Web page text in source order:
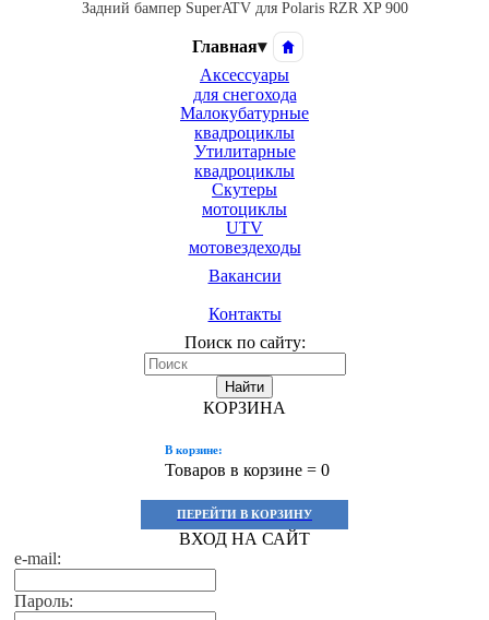
Задний бампер SuperATV для Polaris RZR XP 900
Главная▾
Аксессуары
для снегохода
Малокубатурные
квадроциклы
Утилитарные
квадроциклы
Скутеры
мотоциклы
UTV
мотовездеходы
Вакансии
Контакты
Поиск по сайту:
Найти
КОРЗИНА
В корзине:
Товаров в корзине = 0
ПЕРЕЙТИ В КОРЗИНУ
ВХОД НА САЙТ
e-mail:
Пароль: